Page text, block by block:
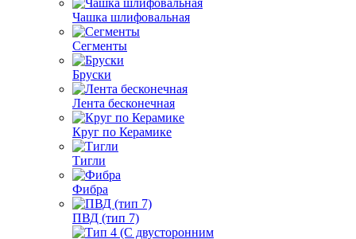
Чашка шлифовальная
Сегменты
Бруски
Лента бесконечная
Круг по Керамике
Тигли
Фибра
ПВД (тип 7)